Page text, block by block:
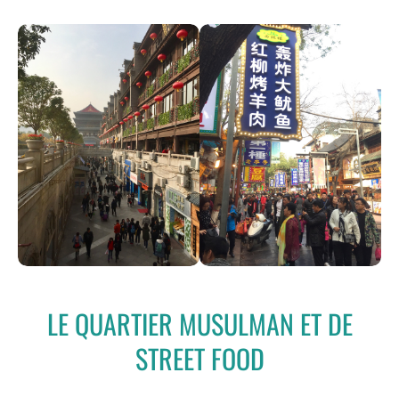
LE QUARTIER MUSULMAN ET DE
STREET FOOD